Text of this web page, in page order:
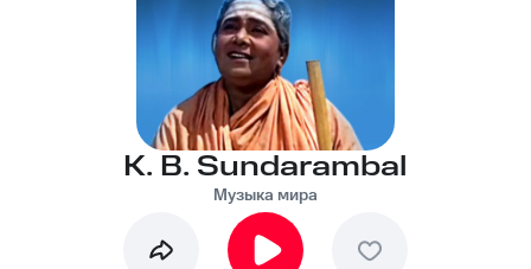
K. B. Sundarambal
Музыка мира